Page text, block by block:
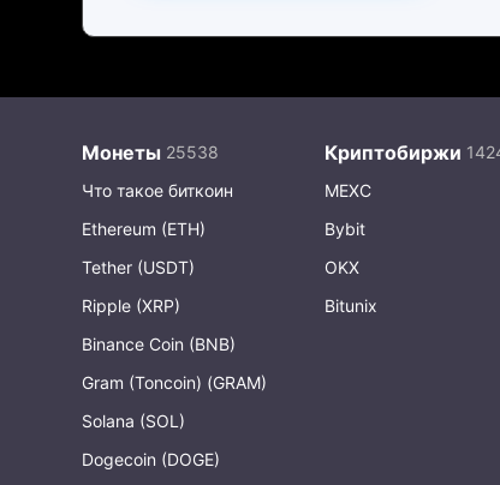
Монеты
Что такое биткоин
Ethereum (ETH)
Tether (USDT)
Ripple (XRP)
Binance Coin (BNB)
Gram (Toncoin) (GRAM)
Solana (SOL)
Dogecoin (DOGE)
Криптобиржи
MEXC
Bybit
OKX
Bitunix